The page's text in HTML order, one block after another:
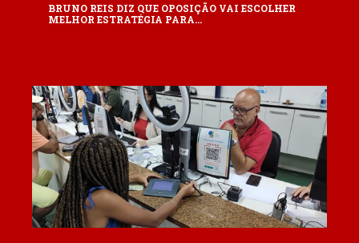
BRUNO REIS DIZ QUE OPOSIÇÃO VAI ESCOLHER
MELHOR ESTRATÉGIA PARA…